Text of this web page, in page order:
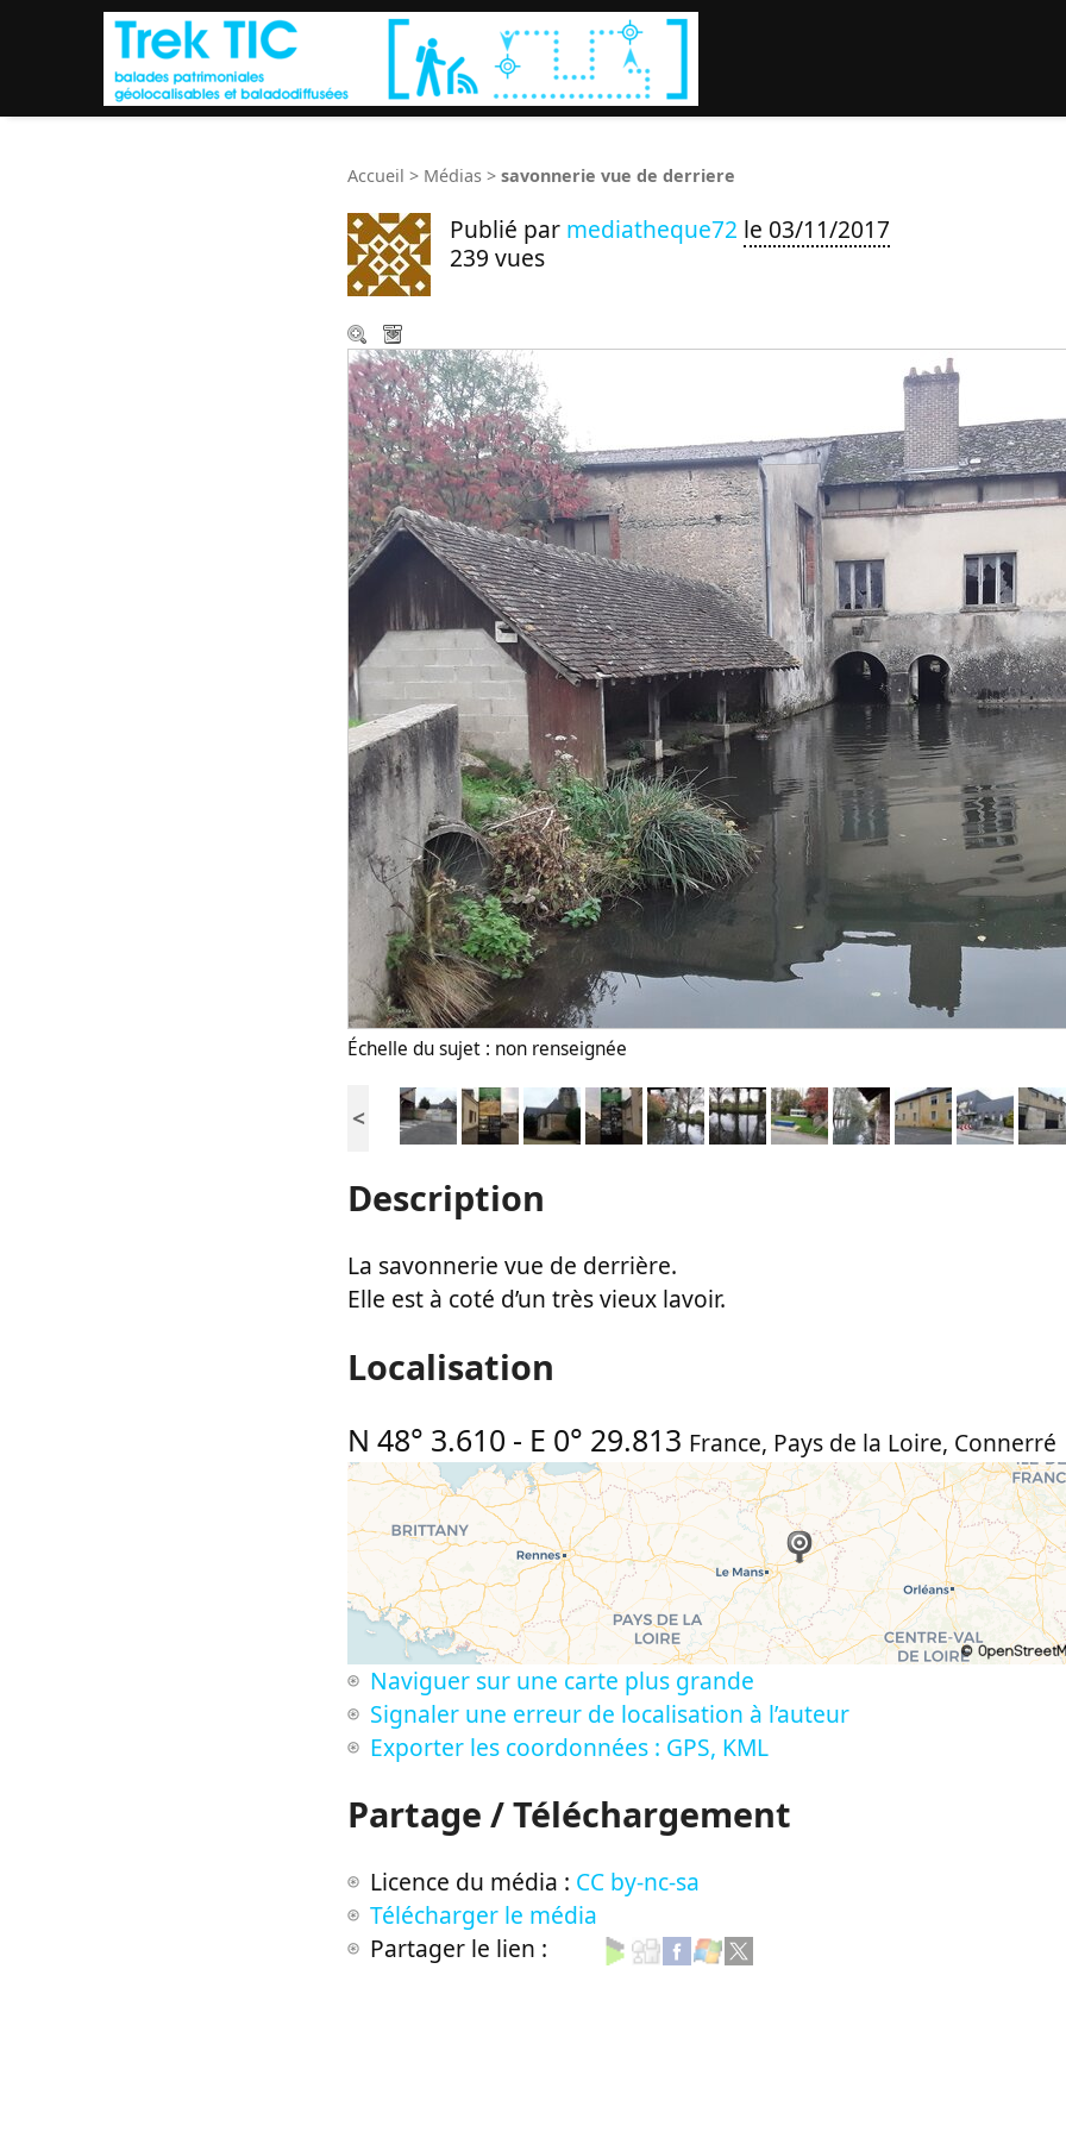
Accueil > Médias > savonnerie vue de derriere
Publié par mediatheque72 le 03/11/2017
239 vues
Échelle du sujet : non renseignée
<
Description
La savonnerie vue de derrière.
Elle est à coté d’un très vieux lavoir.
Localisation
N 48° 3.610 - E 0° 29.813 France, Pays de la Loire, Connerré
Naviguer sur une carte plus grande
Signaler une erreur de localisation à l’auteur
Exporter les coordonnées : GPS, KML
Partage / Téléchargement
Licence du média : CC by-nc-sa
Télécharger le média
Partager le lien :